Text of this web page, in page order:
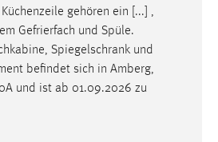
gehören ein [...] ,
Gefrierfach und Spüle.
Spiegelschrank und
befindet sich in Amberg,
und ist ab 01.09.2026 zu
die gewählte Sprache der Website.